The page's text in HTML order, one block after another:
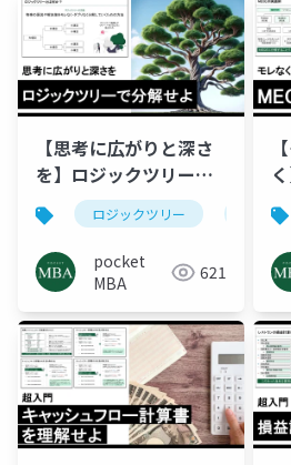
【思考に広がりと深さ
を】ロジックツリーで
分解せよロジックツリー ピラ
pocket
MBA
621